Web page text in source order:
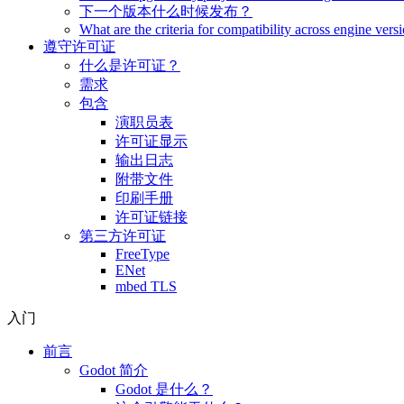
下一个版本什么时候发布？
What are the criteria for compatibility across engine
遵守许可证
什么是许可证？
需求
包含
演职员表
许可证显示
输出日志
附带文件
印刷手册
许可证链接
第三方许可证
FreeType
ENet
mbed TLS
入门
前言
Godot 简介
Godot 是什么？